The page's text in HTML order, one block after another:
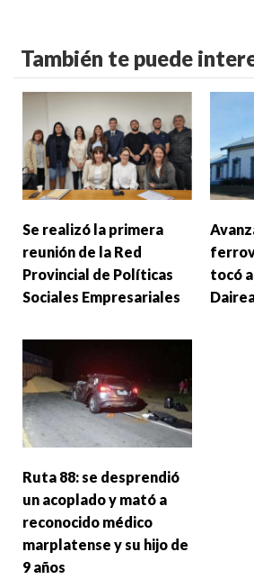
También te puede
Se realizó la primera
reunión de la Red
Provincial de Políticas
Sociales Empresariales
tocó
Ruta 88: se desprendió
un acoplado y mató a
reconocido médico
marplatense y su hijo de
9 años